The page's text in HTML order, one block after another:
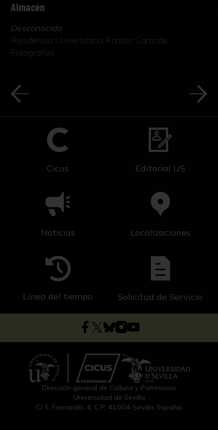
Almacén
Desconocido
Residencia Universitaria Ramón Carande
Fotografías
Cicus Editorial US
Noticias Localizaciones
Línea del tiempo Solicitud de Servicio
Dirección general de Cultura y Patrimonio
Universidad de Sevilla
C/ S. Fernando, 4, C.P. 41004-Sevilla, España.